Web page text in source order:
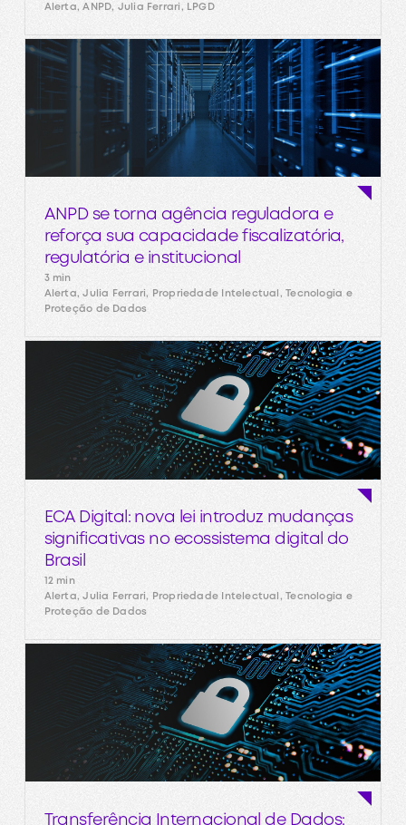
Alerta, ANPD, Julia Ferrari, LPGD
ANPD se torna agência reguladora e
reforça sua capacidade fiscalizatória,
regulatória e institucional
3 min
Alerta, Julia Ferrari, Propriedade Intelectual, Tecnologia e
Proteção de Dados
ECA Digital: nova lei introduz mudanças
significativas no ecossistema digital do
Brasil
12 min
Alerta, Julia Ferrari, Propriedade Intelectual, Tecnologia e
Proteção de Dados
Transferência Internacional de Dados: